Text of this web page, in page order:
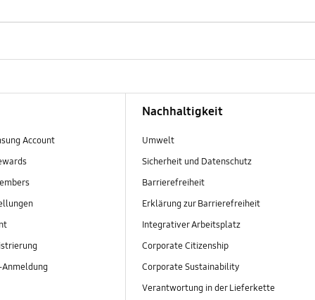
Account
Nachhaltigkeit
Umwelt
Sicherheit und Datenschutz
Barrierefreiheit
Erklärung zur Barrierefreiheit
Integrativer Arbeitsplatz
Corporate Citizenship
Corporate Sustainability
Verantwortung in der Lieferkette